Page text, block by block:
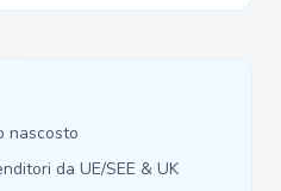
nascosto
da UE/SEE & UK